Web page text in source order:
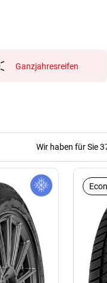
Ganzjahresreifen
Wir haben für Sie